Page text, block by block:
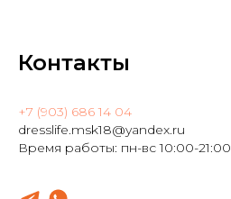
Контакты
+7 (903) 686 14 04
dresslife.msk18@yandex.ru
Время работы: пн-вс 10:00-21:00